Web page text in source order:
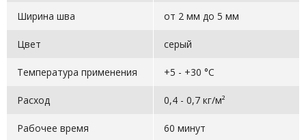
Ширина шва от 2 мм до 5 мм
Цвет серый
Температура применения +5 - +30 °С
Расход 0,4 - 0,7 кг/м²
Рабочее время 60 минут